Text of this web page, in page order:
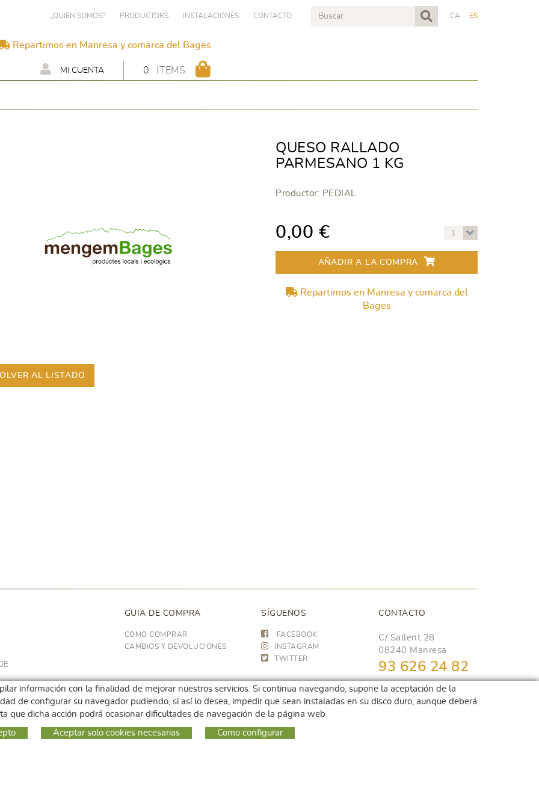
CA ES
¿QUIÉN SOMOS? PRODUCTORS INSTALACIONES CONTACTO
Repartimos en Manresa y comarca del Bages
0 ITEMS
MI CUENTA
QUESO RALLADO
PARMESANO 1 KG
Productor: PEDIAL
0,00 € 1
AÑADIR A LA COMPRA
Repartimos en Manresa y comarca del
Bages
AL LISTADO
GUIA DE COMPRA
COMO COMPRAR
CAMBIOS Y DEVOLUCIONES
SÍGUENOS
FACEBOOK
INSTAGRAM
TWITTER
CONTACTO
C/ Sallent 28
08240 Manresa
93 626 24 82
689 48 94 10
hola@frescoop.coop
información con la finalidad de mejorar nuestros servicios. Si continua navegando, supone la aceptación de la
de configurar su navegador pudiendo, si así lo desea, impedir que sean instaladas en su disco duro, aunque deberá
que dicha acción podrá ocasionar dificultades de navegación de la página web
Aceptar solo cookies necesarias Como configurar